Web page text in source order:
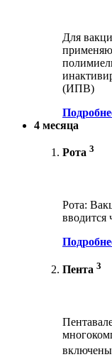
Для
(ИПВ)
4 месяца
Рота 3
Рота:
вводится
Пента 3
включены